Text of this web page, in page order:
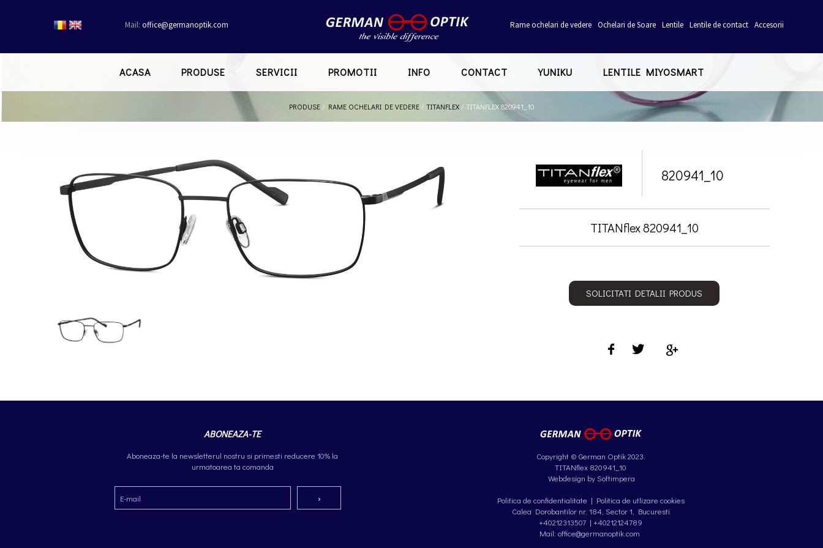
Mail: office@germanoptik.com Rame ochelari de vedere Ochelari de Soare Lentile Lentile de contact Accesorii
ACASA PRODUSE SERVICII PROMOTII INFO CONTACT YUNIKU LENTILE MIYOSMART
PRODUSE / RAME OCHELARI DE VEDERE / TITANFLEX / TITANFLEX 820941_10
820941_10
TITANflex 820941_10
SOLICITATI DETALII PRODUS
ABONEAZA-TE
Aboneaza-te la newsletterul nostru si primesti reducere 10% la
urmatoarea ta comanda
Copyright © German Optik 2023.
TITANflex 820941_10
Webdesign by Softimpera
Politica de confidentialitate | Politica de utlizare cookies
Calea Dorobantilor nr. 184, Sector 1, Bucuresti
+40212313507 | +40212124789
Mail: office@germanoptik.com